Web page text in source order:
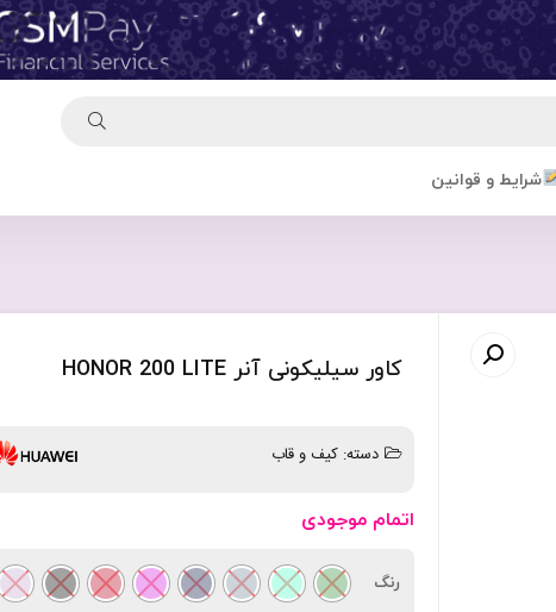
شرایط و قوانین
کاور سیلیکونی آنر HONOR 200 LITE
دسته: کیف و قاب
اتمام موجودی
رنگ